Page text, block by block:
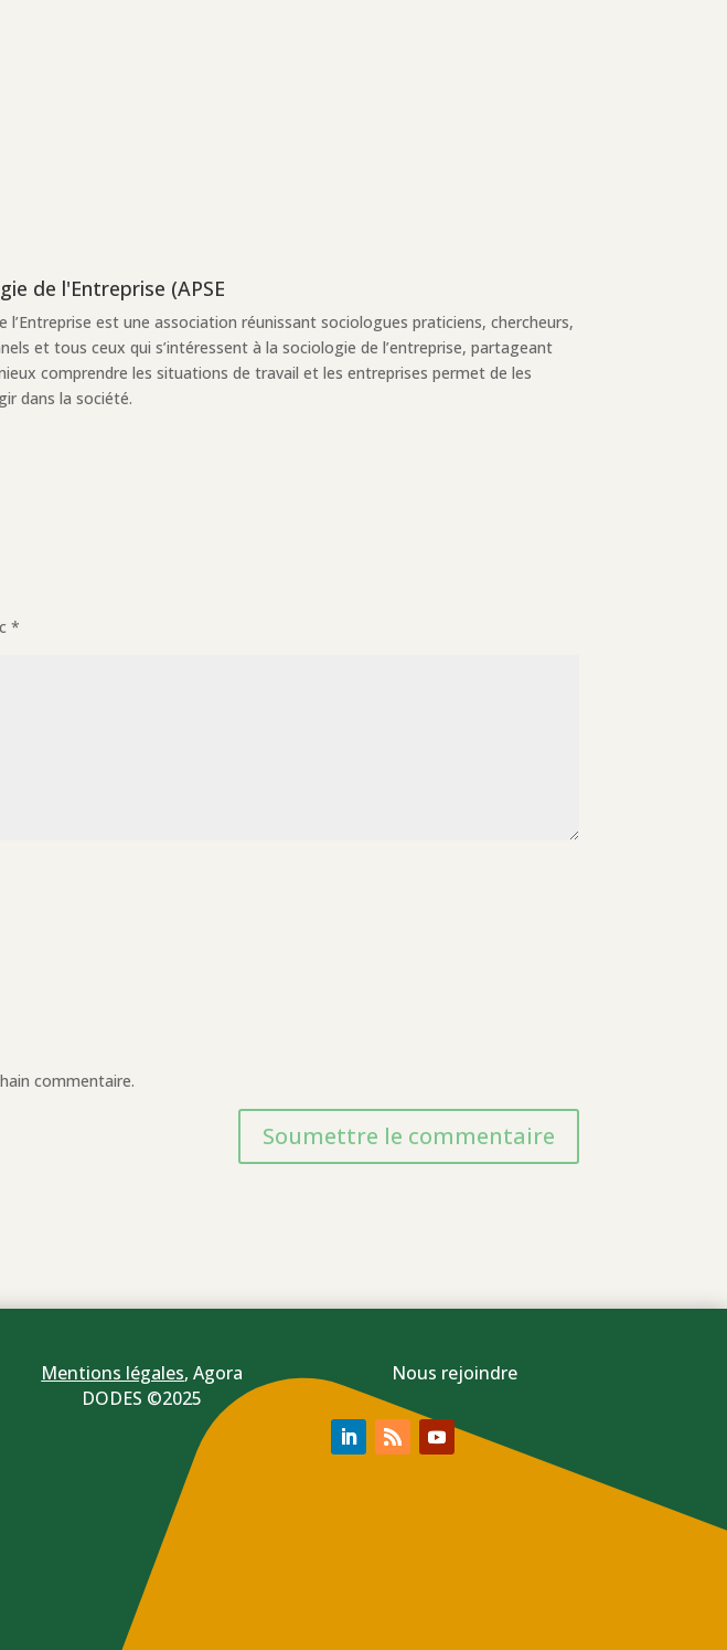
de l'Entreprise (APSE
l’Entreprise est une association réunissant sociologues praticiens, chercheurs,
et tous ceux qui s’intéressent à la sociologie de l’entreprise, partageant
comprendre les situations de travail et les entreprises permet de les
dans la société.
*
commentaire.
Soumettre le commentaire
Mentions légales, Agora
DODES ©2025
Nous rejoindre